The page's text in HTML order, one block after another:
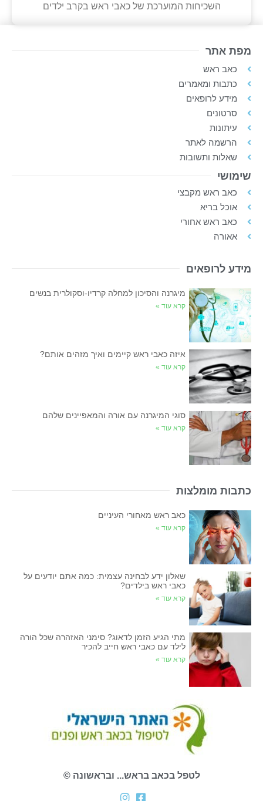
השכיחות המוערכת של כאבי ראש בקרב ילדים
מפת אתר
כאב ראש
כתבות ומאמרים
מידע לרופאים
סרטונים
עיתונות
הרשמה לאתר
שאלות ותשובות
שימושי
כאב ראש מקבצי
אוכל בריא
כאב ראש אחורי
אאורה
מידע לרופאים
מיגרנה והסיכון למחלה קרדיו-וסקולרית בנשים
קרא עוד »
איזה כאבי ראש קיימים ואיך מזהים אותם?
קרא עוד »
סוגי המיגרנה עם אורה והמאפיינים שלהם
קרא עוד »
כתבות מומלצות
כאב ראש מאחורי העיניים
קרא עוד »
שאלון ידע לבחינה עצמית: כמה אתם יודעים על
כאבי ראש בילדים?
קרא עוד »
מתי הגיע הזמן לדאוג? סימני האזהרה שכל הורה
לילד עם כאבי ראש חייב להכיר
קרא עוד »
לטפל בכאב בראש... ובראשונה ©